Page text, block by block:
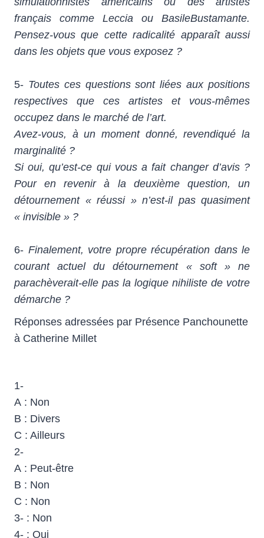
français comme Leccia ou BasileBustamante.
Pensez-vous que cette radicalité apparaît aussi
dans les objets que vous exposez ?
5- Toutes ces questions sont liées aux positions
respectives que ces artistes et vous-mêmes
occupez dans le marché de l’art.
Avez-vous, à un moment donné, revendiqué la
marginalité ?
Si oui, qu’est-ce qui vous a fait changer d’avis ?
Pour en revenir à la deuxième question, un
détournement « réussi » n’est-il pas quasiment
« invisible » ?
6- Finalement, votre propre récupération dans le
courant actuel du détournement « soft » ne
parachèverait-elle pas la logique nihiliste de votre
démarche ?
Réponses adressées par Présence Panchounette
à Catherine Millet
1-
A : Non
B : Divers
C : Ailleurs
2-
A : Peut-être
B : Non
C : Non
3- : Non
4- : Oui